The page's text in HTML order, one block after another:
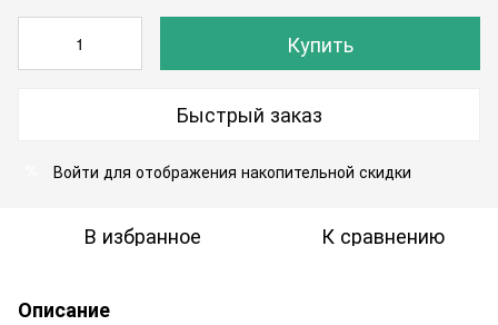
Купить
Быстрый заказ
Войти для отображения накопительной скидки
В избранное К сравнению
Описание